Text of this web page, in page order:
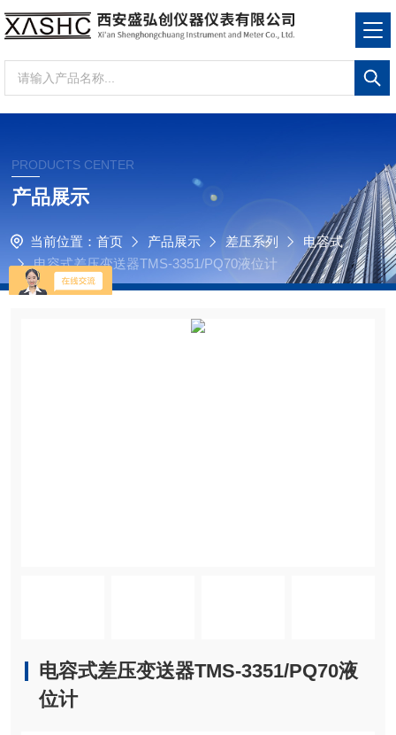
PRODUCTS CENTER
产品展示
当前位置： 首页 产品展示 差压系列
电容式
电容式差压变送器TMS-3351/PQ70液位计
电容式差压变送器TMS-3351/PQ70液
位计